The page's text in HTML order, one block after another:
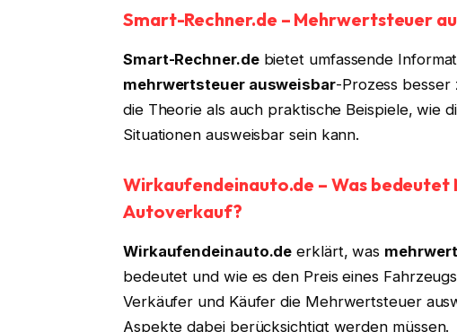
Smart-Rechner.de – Mehrwertsteuer
Smart-Rechner.debietet umfassende
mehrwertsteuer ausweisbar-Prozess
die Theorie als auch praktische Beispiele, wie
Situationen ausweisbar sein kann.
Wirkaufendeinauto.de – Was
Autoverkauf?
Wirkaufendeinauto.de erklärt, was
bedeutet und wie es den Preis eines
Verkäufer und Käufer die Mehrwertsteuer
Aspekte dabei berücksichtigt werden müssen.